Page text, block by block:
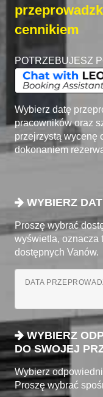
cennikiem
POTRZEBUJESZ
Wybierz datę
pracowników oraz
przejrzystą wycenę
dokonaniem
WYBIERZ
Proszę wybrać
wyświetla, oznacza
dostępnych Vanów.
DATA
WYBIERZ
DO SWOJEJ
Wybierz
Proszę wybrać